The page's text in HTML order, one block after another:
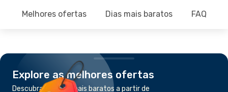
Melhores ofertas Dias mais baratos FAQ
Explore as melhores ofertas
Descubra os voos mais baratos a partir de